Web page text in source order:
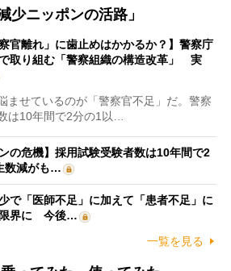
少ニッポンの活路」
察官離れ」に歯止めはかかるか？】警察庁
取り組む「警察組織の構造改革」 実
せているのが「警察官不足」だ。警察
は10年間で2分の1以…
の危機】採用試験受験者数は10年間で2
数減がも…
で「医師不足」に加えて「患者不足」に
限界に 今後…
一覧を見る